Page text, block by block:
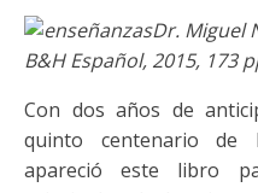
Dr. Miguel
B&H Español, 2015, 173
Con dos años de
quinto centenario
apareció este libro